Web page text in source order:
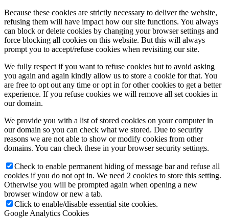
Because these cookies are strictly necessary to deliver the website,
refusing them will have impact how our site functions. You always
can block or delete cookies by changing your browser settings and
force blocking all cookies on this website. But this will always
prompt you to accept/refuse cookies when revisiting our site.
We fully respect if you want to refuse cookies but to avoid asking
you again and again kindly allow us to store a cookie for that. You
are free to opt out any time or opt in for other cookies to get a better
experience. If you refuse cookies we will remove all set cookies in
our domain.
We provide you with a list of stored cookies on your computer in
our domain so you can check what we stored. Due to security
reasons we are not able to show or modify cookies from other
domains. You can check these in your browser security settings.
Check to enable permanent hiding of message bar and refuse all
cookies if you do not opt in. We need 2 cookies to store this setting.
Otherwise you will be prompted again when opening a new
browser window or new a tab.
Click to enable/disable essential site cookies.
Google Analytics Cookies